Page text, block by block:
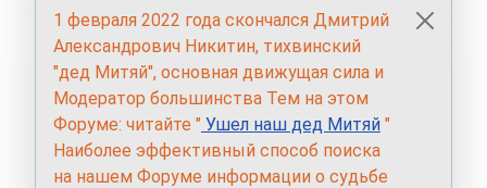
1 февраля 2022 года скончался Дмитрий
Александрович Никитин, тихвинский
"дед Митяй", основная движущая сила и
Модератор большинства Тем на этом
Форуме: читайте " Ушел наш дед Митяй "
Наиболее эффективный способ поиска
на нашем Форуме информации о судьбе